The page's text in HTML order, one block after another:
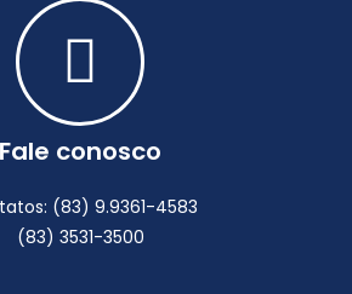
Fale conosco
(83) 9.9361-4583
(83) 3531-3500